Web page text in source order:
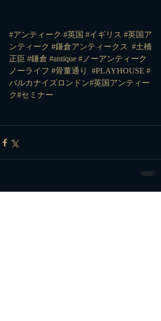
#アンティーク #英国 #イギリス #英国ア
ンティーク #鎌倉アンティークス #土橋
正臣 #鎌倉 #antique #ノーアンティーク
ノーライフ #骨董通り #PLAYHOUSE #
バルカナイズロンドン#英国アンティー
ク#セミナー